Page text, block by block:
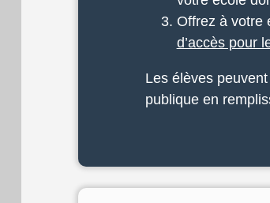
Offrez à votre
d’accès pour
Les élèves
publique en